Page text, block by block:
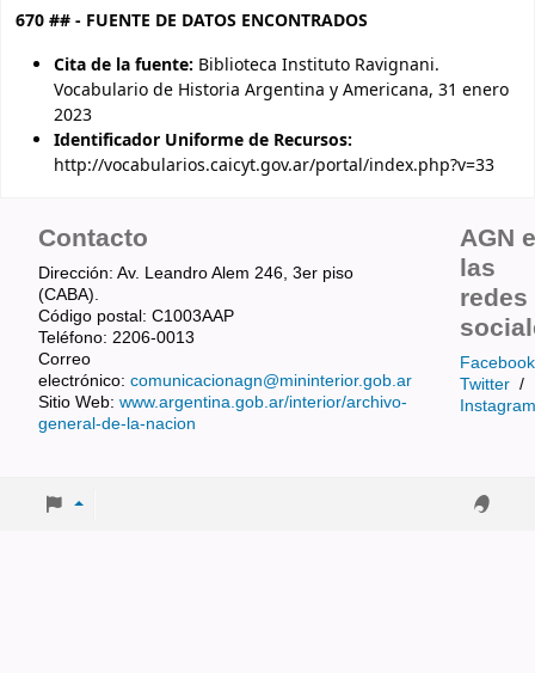
670 ## - FUENTE DE DATOS ENCONTRADOS
Cita de la fuente: Biblioteca Instituto Ravignani.
Vocabulario de Historia Argentina y Americana, 31 enero
2023
Identificador Uniforme de Recursos:
http://vocabularios.caicyt.gov.ar/portal/index.php?v=33
Contacto
Dirección: Av. Leandro Alem 246, 3er piso
(CABA).
Código postal: C1003AAP
Teléfono: 2206-0013
Correo
electrónico: comunicacionagn@mininterior.gob.ar
Sitio Web: www.argentina.gob.ar/interior/archivo-
general-de-la-nacion
AGN
las
redes
Facebook
Twitter /
Instagram